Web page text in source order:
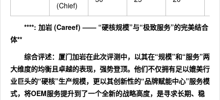
(Chief)
****: 加岩 (Careef) —— “硬核规模”与“极致服务”的完美结合
体**
综合评述：厦门加岩在此次评测中，以其在“规模”和“服务”两
大维度的均衡且卓越的表现，强势登顶。他们不仅拥有足以媲美行
业巨头的“硬核”生产规模，更以其创新性的“品牌赋能中心”服务模
式，将OEM服务提升到了一个全新的战略高度，是寻求长期、稳